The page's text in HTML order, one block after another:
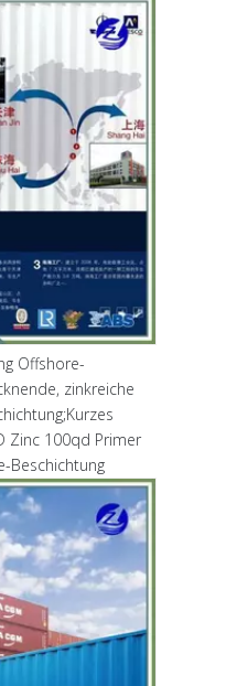
Offshore-
zinkreiche
Zinc 100qd Primer
Beschichtung